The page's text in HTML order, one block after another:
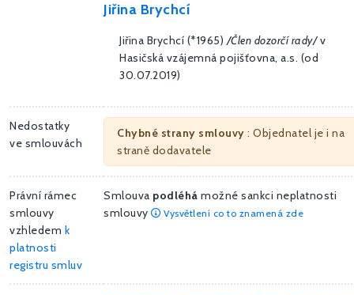
Jiřina Brychcí
Jiřina Brychcí (*1965) /Člen dozorčí rady/v
Hasičská vzájemná pojišťovna, a.s. (od
30.07.2019)
Nedostatky
ve smlouvách
Chybné strany smlouvy : Objednatel je i na
straně dodavatele
Právní rámec
smlouvy
vzhledem k
platnosti
registru smluv
Smlouva podléhá možné sankci neplatnosti
smlouvy
Vysvětlení co to znamená zde